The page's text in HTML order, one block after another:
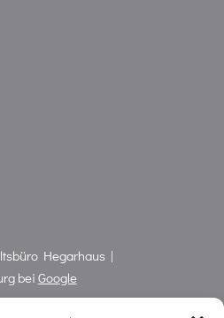
Hegarhaus |
bei Google